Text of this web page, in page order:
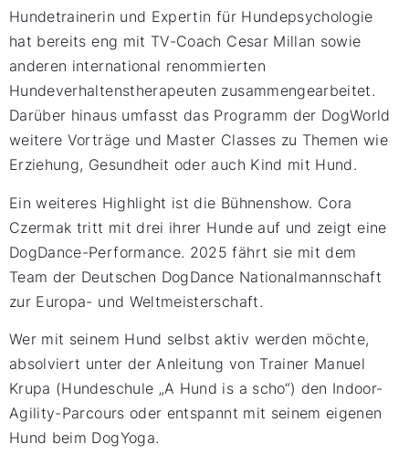
Hundetrainerin und Expertin für Hundepsychologie
hat bereits eng mit TV-Coach Cesar Millan sowie
anderen international renommierten
Hundeverhaltenstherapeuten zusammengearbeitet.
Darüber hinaus umfasst das Programm der DogWorld
weitere Vorträge und Master Classes zu Themen wie
Erziehung, Gesundheit oder auch Kind mit Hund.
Ein weiteres Highlight ist die Bühnenshow. Cora
Czermak tritt mit drei ihrer Hunde auf und zeigt eine
DogDance-Performance. 2025 fährt sie mit dem
Team der Deutschen DogDance Nationalmannschaft
zur Europa- und Weltmeisterschaft.
Wer mit seinem Hund selbst aktiv werden möchte,
absolviert unter der Anleitung von Trainer Manuel
Krupa (Hundeschule „A Hund is a scho“) den Indoor-
Agility-Parcours oder entspannt mit seinem eigenen
Hund beim DogYoga.